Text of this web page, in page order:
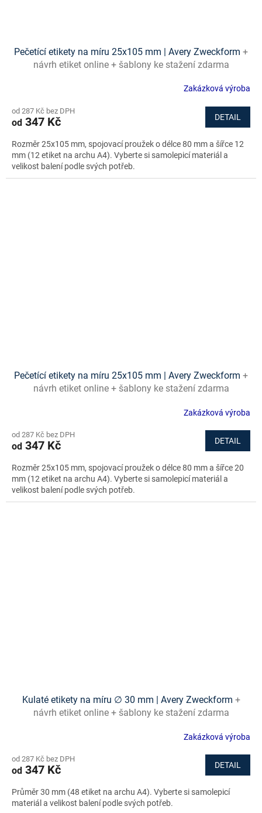
Pečetící etikety na míru 25x105 mm | Avery Zweckform +
návrh etiket online + šablony ke stažení zdarma
Zakázková výroba
od 287 Kč bez DPH
od 347 Kč DETAIL
Rozměr 25x105 mm, spojovací proužek o délce 80 mm a šířce 12
mm (12 etiket na archu A4). Vyberte si samolepicí materiál a
velikost balení podle svých potřeb.
Pečetící etikety na míru 25x105 mm | Avery Zweckform +
návrh etiket online + šablony ke stažení zdarma
Zakázková výroba
od 287 Kč bez DPH
od 347 Kč DETAIL
Rozměr 25x105 mm, spojovací proužek o délce 80 mm a šířce 20
mm (12 etiket na archu A4). Vyberte si samolepicí materiál a
velikost balení podle svých potřeb.
Kulaté etikety na míru ∅ 30 mm | Avery Zweckform +
návrh etiket online + šablony ke stažení zdarma
Zakázková výroba
od 287 Kč bez DPH
od 347 Kč DETAIL
Průměr 30 mm (48 etiket na archu A4). Vyberte si samolepicí
materiál a velikost balení podle svých potřeb.